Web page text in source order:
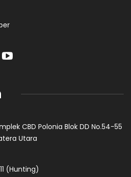
CBD Polonia Blok DD No.54-55
Utara
(Hunting)